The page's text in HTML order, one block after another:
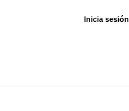
Inicia sesión